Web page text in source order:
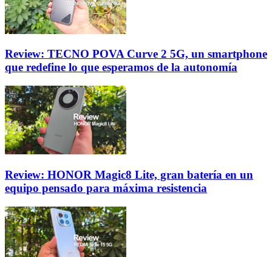
Review: TECNO POVA Curve 2 5G, un smartphone
que redefine lo que esperamos de la autonomía
Review: HONOR Magic8 Lite, gran batería en un
equipo pensado para máxima resistencia